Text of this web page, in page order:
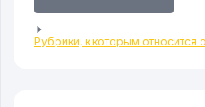
Рубрики, к которым относится